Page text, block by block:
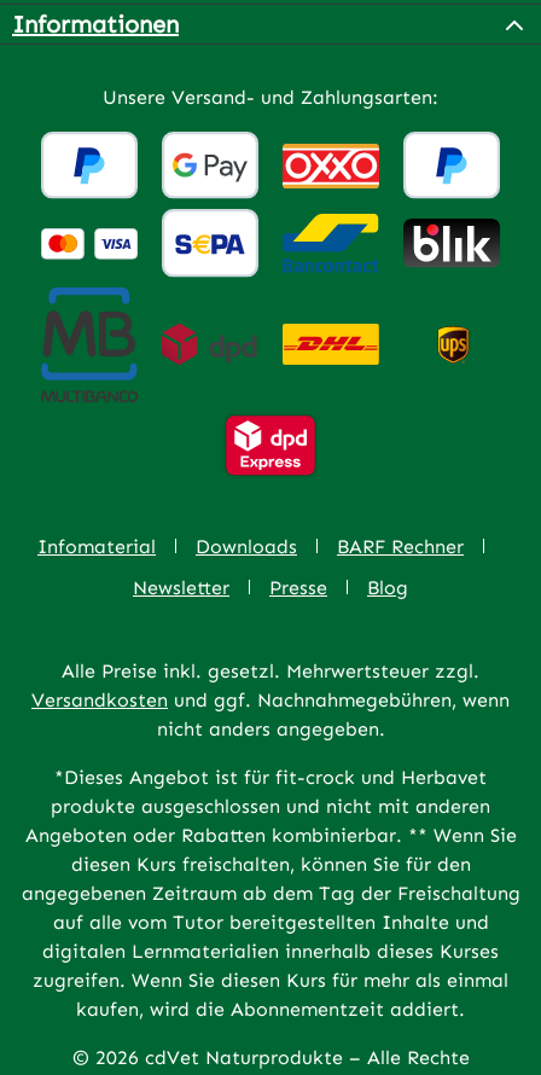
Informationen
Unsere Versand- und Zahlungsarten:
Infomaterial Downloads
BARF Rechner
Newsletter
Presse Blog
Alle Preise inkl. gesetzl. Mehrwertsteuer zzgl.
Versandkosten und ggf. Nachnahmegebühren, wenn
nicht anders angegeben.
*Dieses Angebot ist für fit-crock und Herbavet
produkte ausgeschlossen und nicht mit anderen
Angeboten oder Rabatten kombinierbar. ** Wenn Sie
diesen Kurs freischalten, können Sie für den
angegebenen Zeitraum ab dem Tag der Freischaltung
auf alle vom Tutor bereitgestellten Inhalte und
digitalen Lernmaterialien innerhalb dieses Kurses
zugreifen. Wenn Sie diesen Kurs für mehr als einmal
kaufen, wird die Abonnementzeit addiert.
© 2026 cdVet Naturprodukte – Alle Rechte